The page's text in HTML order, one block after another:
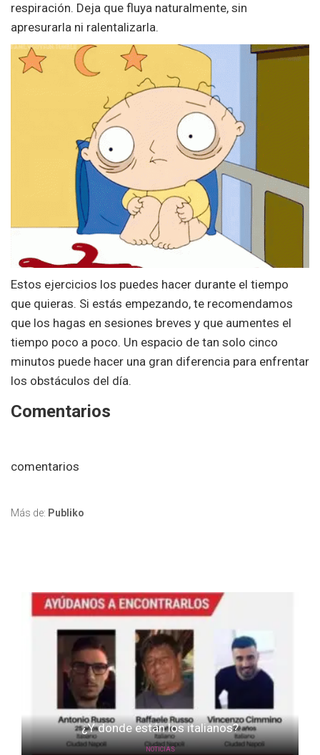
respiración. Deja que fluya naturalmente, sin
apresurarla ni ralentalizarla.
Estos ejercicios los puedes hacer durante el tiempo
que quieras. Si estás empezando, te recomendamos
que los hagas en sesiones breves y que aumentes el
tiempo poco a poco. Un espacio de tan solo cinco
minutos puede hacer una gran diferencia para enfrentar
los obstáculos del día.
Comentarios
comentarios
Más de: Publiko
¿Y donde están los italianos?
NOTICIAS